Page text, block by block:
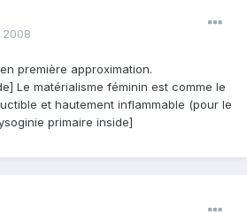
première approximation.
Le matérialisme féminin est comme le
et hautement inflammable (pour le
primaire inside]